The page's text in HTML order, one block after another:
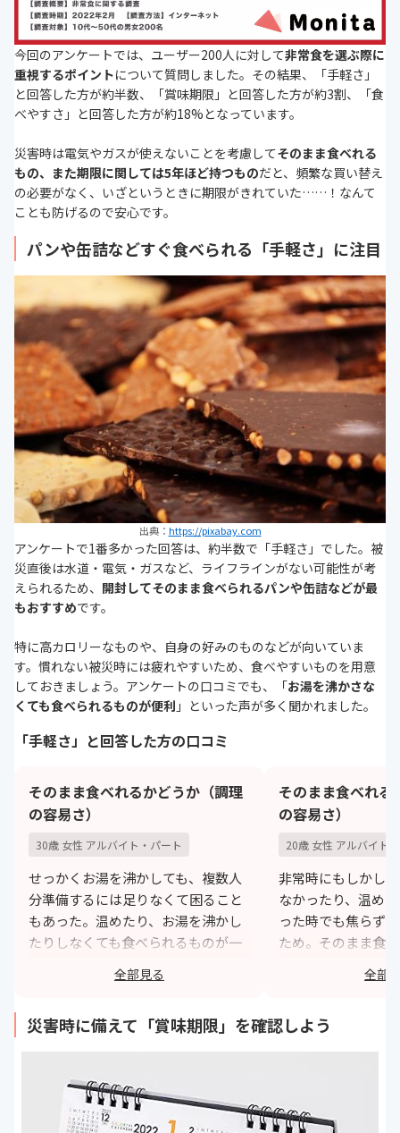
今回のアンケートでは、ユーザー200人に対して非常食を選ぶ際に
重視するポイントについて質問しました。その結果、「手軽さ」
と回答した方が約半数、「賞味期限」と回答した方が約3割、「食
べやすさ」と回答した方が約18%となっています。
災害時は電気やガスが使えないことを考慮してそのまま食べれる
もの、また期限に関しては5年ほど持つものだと、頻繁な買い替え
の必要がなく、いざというときに期限がきれていた……！なんて
ことも防げるので安心です。
パンや缶詰などすぐ食べられる「手軽さ」に注目
出典： https://pixabay.com
アンケートで1番多かった回答は、約半数で「手軽さ」でした。被
災直後は水道・電気・ガスなど、ライフラインがない可能性が考
えられるため、 開封してそのまま食べられるパンや缶詰などが最
もおすすめです。
特に高カロリーなものや、自身の好みのものなどが向いていま
す。慣れない被災時には疲れやすいため、食べやすいものを用意
しておきましょう。アンケートの口コミでも、「お湯を沸かさな
くても食べられるものが便利 」といった声が多く聞かれました。
「手軽さ」と回答した方の口コミ
そのまま食べれるかどうか（調理
の容易さ）
30歳 女性 アルバイト・パート
せっかくお湯を沸かしても、複数人
分準備するには足りなくて困ること
もあった。温めたり、お湯を沸かし
たりしなくても食べられるものが一
全部見る
そのまま食べれる
の容易さ）
20歳 女性 アルバイト
非常時にもしかし
なかったり、温め
った時でも焦らず
ため。そのまま食
全部
災害時に備えて「賞味期限」を確認しよう